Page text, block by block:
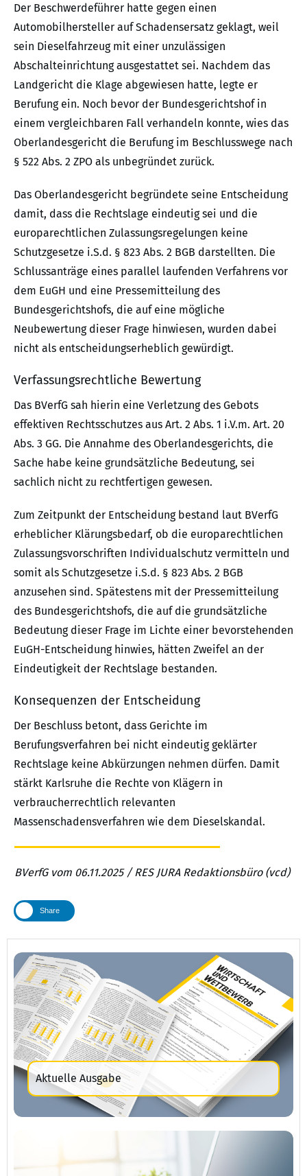
Der Beschwerdeführer hatte gegen einen
Automobilhersteller auf Schadensersatz geklagt, weil
sein Dieselfahrzeug mit einer unzulässigen
Abschalteinrichtung ausgestattet sei. Nachdem das
Landgericht die Klage abgewiesen hatte, legte er
Berufung ein. Noch bevor der Bundesgerichtshof in
einem vergleichbaren Fall verhandeln konnte, wies das
Oberlandesgericht die Berufung im Beschlusswege nach
§ 522 Abs. 2 ZPO als unbegründet zurück.
Das Oberlandesgericht begründete seine Entscheidung
damit, dass die Rechtslage eindeutig sei und die
europarechtlichen Zulassungsregelungen keine
Schutzgesetze i.S.d. § 823 Abs. 2 BGB darstellten. Die
Schlussanträge eines parallel laufenden Verfahrens vor
dem EuGH und eine Pressemitteilung des
Bundesgerichtshofs, die auf eine mögliche
Neubewertung dieser Frage hinwiesen, wurden dabei
nicht als entscheidungserheblich gewürdigt.
Verfassungsrechtliche Bewertung
Das BVerfG sah hierin eine Verletzung des Gebots
effektiven Rechtsschutzes aus Art. 2 Abs. 1 i.V.m. Art. 20
Abs. 3 GG. Die Annahme des Oberlandesgerichts, die
Sache habe keine grundsätzliche Bedeutung, sei
sachlich nicht zu rechtfertigen gewesen.
Zum Zeitpunkt der Entscheidung bestand laut BVerfG
erheblicher Klärungsbedarf, ob die europarechtlichen
Zulassungsvorschriften Individualschutz vermitteln und
somit als Schutzgesetze i.S.d. § 823 Abs. 2 BGB
anzusehen sind. Spätestens mit der Pressemitteilung
des Bundesgerichtshofs, die auf die grundsätzliche
Bedeutung dieser Frage im Lichte einer bevorstehenden
EuGH-Entscheidung hinwies, hätten Zweifel an der
Eindeutigkeit der Rechtslage bestanden.
Konsequenzen der Entscheidung
Der Beschluss betont, dass Gerichte im
Berufungsverfahren bei nicht eindeutig geklärter
Rechtslage keine Abkürzungen nehmen dürfen. Damit
stärkt Karlsruhe die Rechte von Klägern in
verbraucherrechtlich relevanten
Massenschadensverfahren wie dem Dieselskandal.
BVerfG vom 06.11.2025 / RES JURA Redaktionsbüro (vcd)
Share
Aktuelle Ausgabe